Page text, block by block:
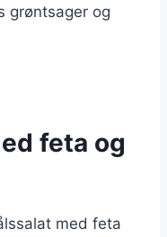
grøntsager og
feta og
med feta